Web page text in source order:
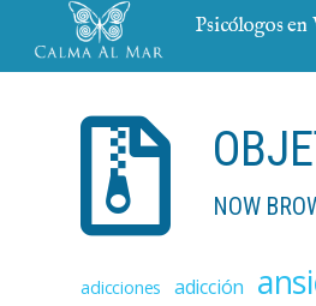
Psicólogos en
NOW
adicciones adicción